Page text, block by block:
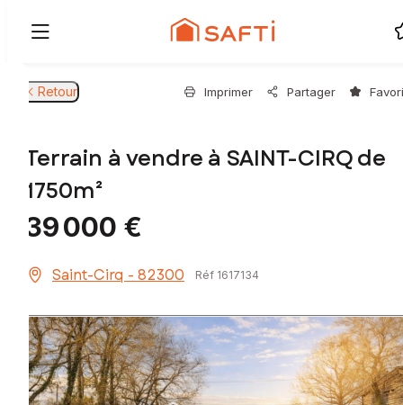
Retour Imprimer Partager
Terrain à vendre à SAINT-CIRQ de
1750m²
39 000 €
Saint-Cirq - 82300 Réf 1617134